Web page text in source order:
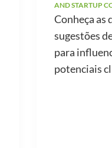
AND STARTUP
Conheça as
sugestões
para
potenciais